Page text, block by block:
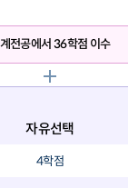
전공에서 36학점 이수
자유선택
4학점